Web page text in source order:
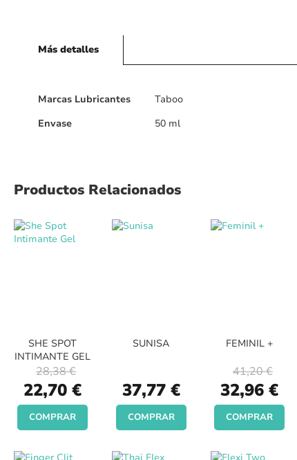
Más detalles
Más
Marcas Lubricantes
Taboo
Envase
50 ml
Productos Relacionados
SHE SPOT
INTIMANTE GEL
Special
Price
22,70 €
28,38 €
COMPRAR
SUNISA
37,77 €
COMPRAR
FEMINIL +
Special
Price
32,96 €
41,20 €
COMPRAR